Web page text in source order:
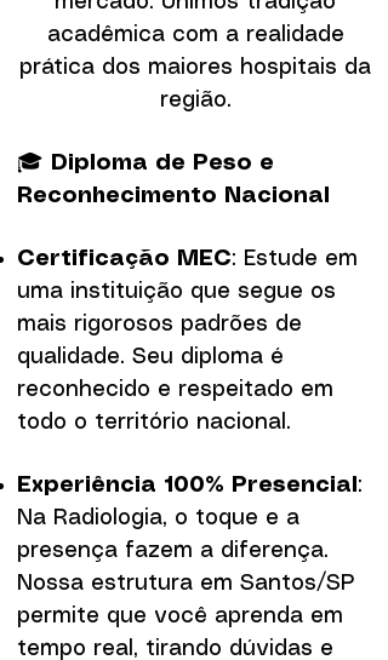
acadêmica com a realidade
prática dos maiores hospitais da
região.
🎓 Diploma de Peso e
Reconhecimento Nacional
Certificação MEC: Estude em
uma instituição que segue os
mais rigorosos padrões de
qualidade. Seu diploma é
reconhecido e respeitado em
todo o território nacional.
Experiência 100% Presencial :
Na Radiologia, o toque e a
presença fazem a diferença.
Nossa estrutura em Santos/SP
permite que você aprenda em
tempo real, tirando dúvidas e